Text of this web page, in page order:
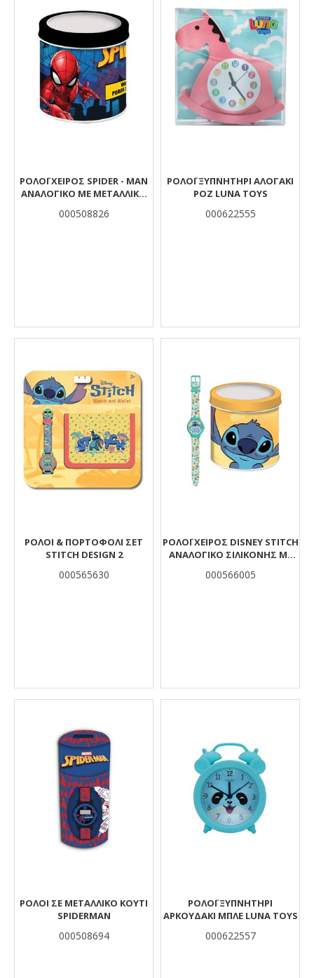
ΡΟΛΌΙ ΧΕΙΡΌΣ SPIDER - MAN
ΑΝΑΛΟΓΙΚΌ ΜΕ ΜΕΤΑΛΛΙΚΌ
000508826
ΡΟΛΌΙ ΞΥΠΝΗΤΉΡΙ ΑΛΟΓΆΚΙ
ΡΟΖ LUNA TOYS
000622555
ΡΟΛΟΙ & ΠΟΡΤΟΦΟΛΙ ΣΕΤ
STITCH DESIGN 2
000565630
ΡΟΛΌΙ ΧΕΙΡΌΣ DISNEY STITCH
ΑΝΑΛΟΓΙΚΌ ΣΙΛΙΚΌΝΗΣ ΜΕ
000566005
ΡΟΛΟΙ ΣΕ ΜΕΤΑΛΛΙΚΟ ΚΟΥΤΙ
SPIDERMAN
000508694
ΡΟΛΌΙ ΞΥΠΝΗΤΉΡΙ
ΑΡΚΟΥΔΆΚΙ ΜΠΛΕ LUNA TOYS
000622557